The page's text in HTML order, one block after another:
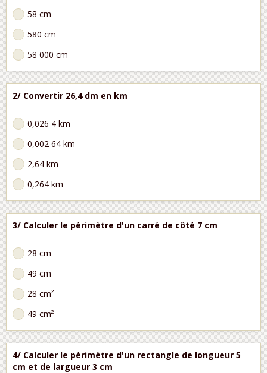
58 cm
580 cm
58 000 cm
2/ Convertir 26,4 dm en km
0,026 4 km
0,002 64 km
2,64 km
0,264 km
3/ Calculer le périmètre d'un carré de côté 7 cm
28 cm
49 cm
28 cm²
49 cm²
4/ Calculer le périmètre d'un rectangle de longueur 5
cm et de largueur 3 cm